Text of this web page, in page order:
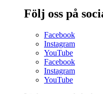
Följ oss på
Facebook
Instagram
YouTube
Facebook
Instagram
YouTube